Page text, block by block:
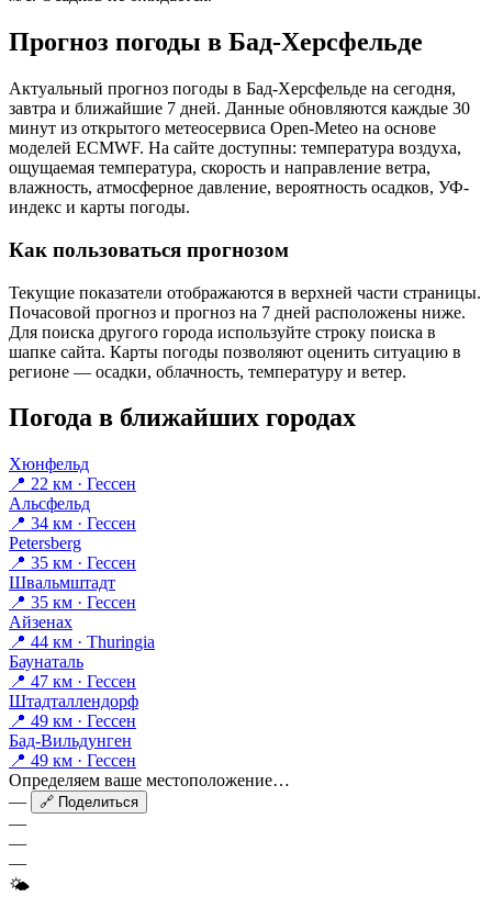
Прогноз погоды в Бад-Херсфельде
Актуальный прогноз погоды в Бад-Херсфельде на сегодня,
завтра и ближайшие 7 дней. Данные обновляются каждые 30
минут из открытого метеосервиса Open-Meteo на основе
моделей ECMWF. На сайте доступны: температура воздуха,
ощущаемая температура, скорость и направление ветра,
влажность, атмосферное давление, вероятность осадков, УФ-
индекс и карты погоды.
Как пользоваться прогнозом
Текущие показатели отображаются в верхней части страницы.
Почасовой прогноз и прогноз на 7 дней расположены ниже.
Для поиска другого города используйте строку поиска в
шапке сайта. Карты погоды позволяют оценить ситуацию в
регионе — осадки, облачность, температуру и ветер.
Погода в ближайших городах
Хюнфельд
📍 22 км · Гессен
Альсфельд
📍 34 км · Гессен
Petersberg
📍 35 км · Гессен
Швальмштадт
📍 35 км · Гессен
Айзенах
📍 44 км · Thuringia
Баунаталь
📍 47 км · Гессен
Штадталлендорф
📍 49 км · Гессен
Бад-Вильдунген
📍 49 км · Гессен
Определяем ваше местоположение…
—
🔗 Поделиться
—
—
—
🌤